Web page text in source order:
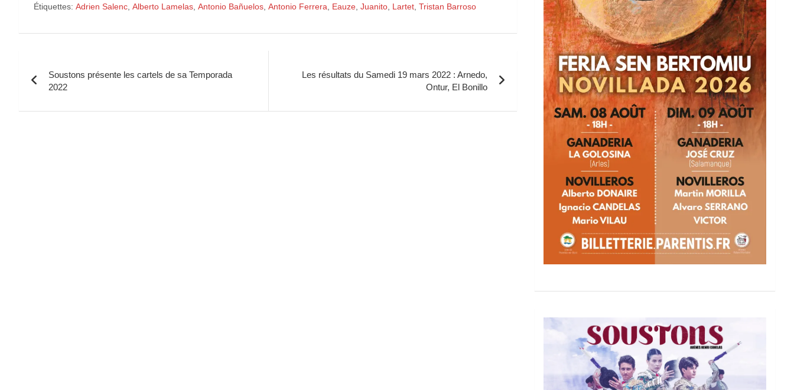
Étiquettes: Adrien Salenc Alberto Lamelas Antonio Bañuelos Antonio Ferrera Eauze Juanito Lartet Tristan Barroso
de
l’article
Soustons présente les cartels de sa Temporada
2022
Les résultats du Samedi 19 mars 2022 : Arnedo,
Ontur, El Bonillo